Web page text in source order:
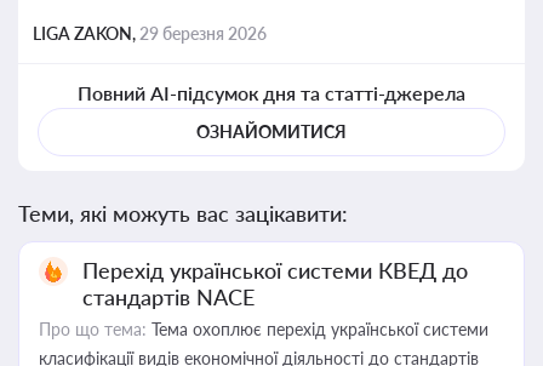
LIGA ZAKON, 29 березня 2026
Повний AI-підсумок дня та статті-джерела
ОЗНАЙОМИТИСЯ
Теми, які можуть вас зацікавити:
Перехід української системи КВЕД до
стандартів NACE
Про що тема: Тема охоплює перехід української системи
класифікації видів економічної діяльності до стандартів